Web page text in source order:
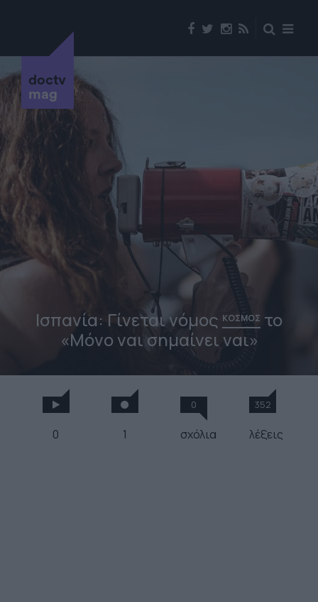
doctv
mag
Ισπανία: Γίνεται νόμος ΚΟΣΜΟΣ το
«Μόνο ναι σημαίνει ναι»
0 1
0
σχόλια
352
λέξεις